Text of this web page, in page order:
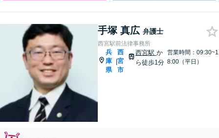
手塚 真広 弁護士
西宮駅前法律事務所
兵
庫
県
|
西
宮
市
西宮駅 か
ら徒歩1分
営業時間：09:30~1
8:00（平日）